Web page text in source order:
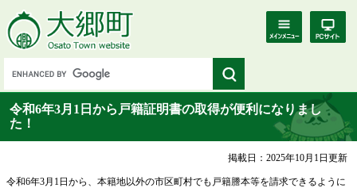
令和6年3月1日から戸籍証明書の取得が便利になりまし
た！
掲載日：2025年10月1日更新
令和6年3月1日から、本籍地以外の市区町村でも戸籍謄本等を請求できるように